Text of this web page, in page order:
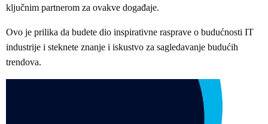
ključnim partnerom za ovakve događaje.
Ovo je prilika da budete dio inspirativne rasprave o budućnosti IT
industrije i steknete znanje i iskustvo za sagledavanje budućih
trendova.